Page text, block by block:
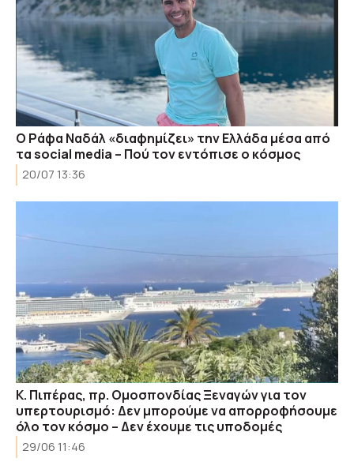
Ο Ράφα Ναδάλ «διαφημίζει» την Ελλάδα μέσα από
τα social media – Πού τον εντόπισε ο κόσμος
20/07 13:36
Κ. Πιπέρας, πρ. Ομοσπονδίας Ξεναγών για τον
υπερτουρισμό: Δεν μπορούμε να απορροφήσουμε
όλο τον κόσμο – Δεν έχουμε τις υποδομές
29/06 11:46